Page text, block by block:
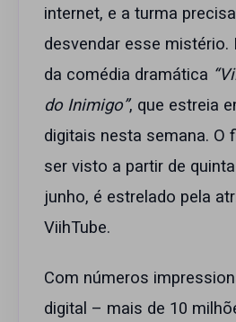
internet, e a turma
desvendar esse
da comédia dramática
do Inimigo”, que estreia
digitais nesta semana. O
ser visto a partir de
junho, é estrelado pela
ViihTube.
Com números
digital – mais de 10